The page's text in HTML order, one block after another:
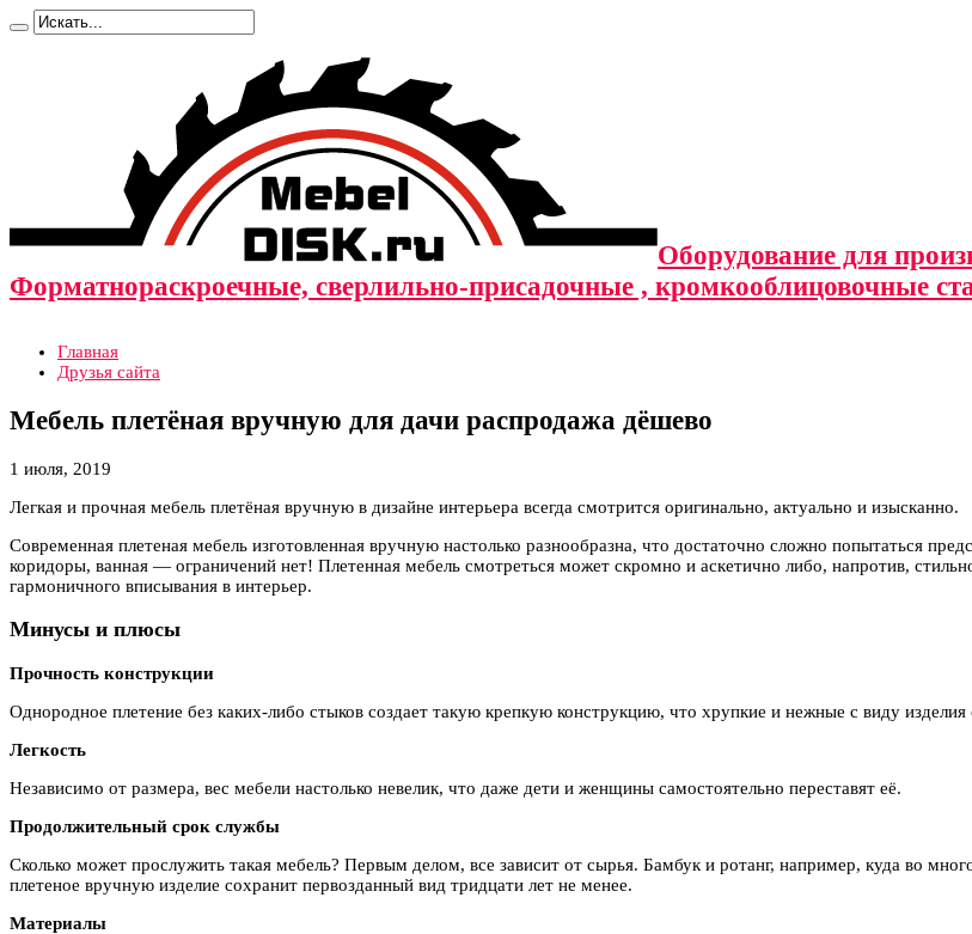
Оборудование для
Форматнораскроечные, сверлильно-присадочные , кромкооблицовочные
Главная
Друзья сайта
Мебель плетёная вручную для дачи распродажа дёшево
1 июля, 2019
Легкая и прочная мебель плетёная вручную в дизайне интерьера всегда смотрится оригинально, актуально и изысканно.
Современная плетеная мебель изготовленная вручную настолько разнообразна, что достаточно сложно попытаться
коридоры, ванная — ограничений нет! Плетенная мебель смотреться может скромно и аскетично либо, напротив,
гармоничного вписывания в интерьер.
Минусы и плюсы
Прочность конструкции
Однородное плетение без каких-либо стыков создает такую крепкую конструкцию, что хрупкие и нежные с виду
Легкость
Независимо от размера, вес мебели настолько невелик, что даже дети и женщины самостоятельно переставят её.
Продолжительный срок службы
Сколько может прослужить такая мебель? Первым делом, все зависит от сырья. Бамбук и ротанг, например, куда во
плетеное вручную изделие сохранит первозданный вид тридцати лет не менее.
Материалы